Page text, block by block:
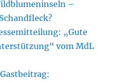
–
„Gute
vom MdL
Gastbeitrag: